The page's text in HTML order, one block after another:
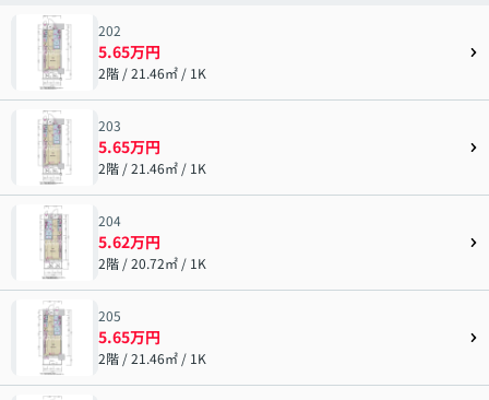
202
5.65万円
2階 / 21.46㎡ / 1K
203
5.65万円
2階 / 21.46㎡ / 1K
204
5.62万円
2階 / 20.72㎡ / 1K
205
5.65万円
2階 / 21.46㎡ / 1K